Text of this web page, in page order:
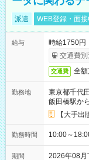
派遣 WEB登録・面
給与
時給1750円
交通費別
交通費 全
勤務地
東京都千代
飯田橋駅か
【大手
勤務時間 10:00～
期間 2026年08